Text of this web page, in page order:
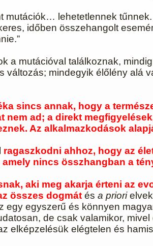
mutációk… lehetetlennek
időben összehangolt
a mutációval találkoznak,
változás; mindegyik élőlény alá
sincs annak, hogy a
nem ad; a direkt
Az alkalmazkodások
ragaszkodni ahhoz, hogy az
nincs összhangban a
aki meg akarja érteni az
összes dogmát és a priori
egy egyszerű és könnyen
de csak valamikor,
elképzelésük elégtelen és